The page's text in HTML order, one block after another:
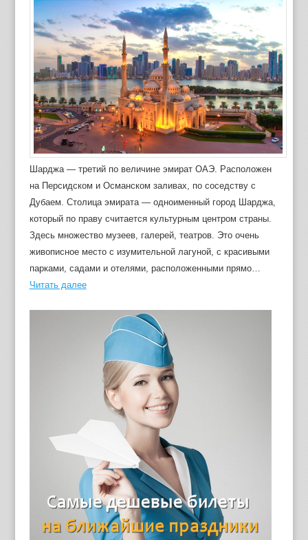
Шарджа — третий по величине эмират ОАЭ. Расположен
на Персидском и Османском заливах, по соседству с
Дубаем. Столица эмирата — одноименный город Шарджа,
который по праву считается культурным центром страны.
Здесь множество музеев, галерей, театров. Это очень
живописное место с изумительной лагуной, с красивыми
парками, садами и отелями, расположенными прямо…
Читать далее